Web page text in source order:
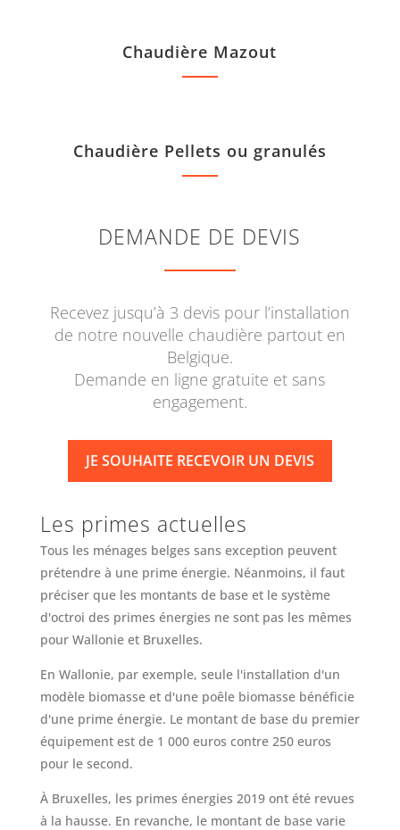
Chaudière Mazout
Chaudière Pellets ou granulés
DEMANDE DE DEVIS
Recevez jusqu’à 3 devis pour l’installation
de notre nouvelle chaudière partout en
Belgique.
Demande en ligne gratuite et sans
engagement.
JE SOUHAITE RECEVOIR UN DEVIS
Les primes actuelles
Tous les ménages belges sans exception peuvent
prétendre à une prime énergie. Néanmoins, il faut
préciser que les montants de base et le système
d'octroi des primes énergies ne sont pas les mêmes
pour Wallonie et Bruxelles.
En Wallonie, par exemple, seule l'installation d'un
modèle biomasse et d'une poêle biomasse bénéficie
d'une prime énergie. Le montant de base du premier
équipement est de 1 000 euros contre 250 euros
pour le second.
À Bruxelles, les primes énergies 2019 ont été revues
à la hausse. En revanche, le montant de base varie